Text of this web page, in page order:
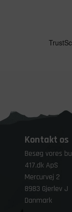
Kontakt os
Besøg vores
417.dk ApS
Mercurvej 2
8983 Gjerlev J
Danmark